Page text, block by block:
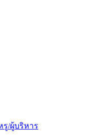
รู/ผู้บริหาร